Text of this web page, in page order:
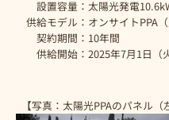
設置容量：太陽光発電
供給モデル：オンサイトPPA（
契約期間：10年間
供給開始：2025年7月1日（火
【写真：太陽光PPAのパネル